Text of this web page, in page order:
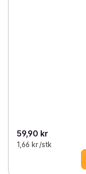
59,90 kr
1,66 kr /stk